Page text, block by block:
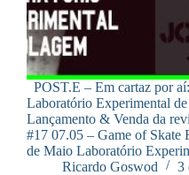
POST.E – Em cartaz por
Laboratório Experimental
Lançamento & Venda da
#17 07.05 – Game of Skate
de Maio Laboratório
Ricardo Goswod
3